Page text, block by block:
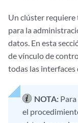
Un clúster requiere
para la
datos. En esta
de vínculo de
todas las interfaces
NOTA:
el